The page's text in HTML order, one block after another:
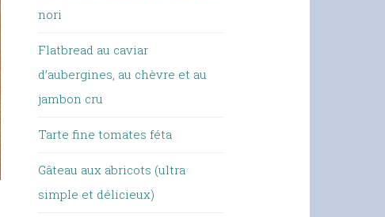
nori
Flatbread au caviar
d’aubergines, au chèvre et au
jambon cru
Tarte fine tomates féta
Gâteau aux abricots (ultra
simple et délicieux)